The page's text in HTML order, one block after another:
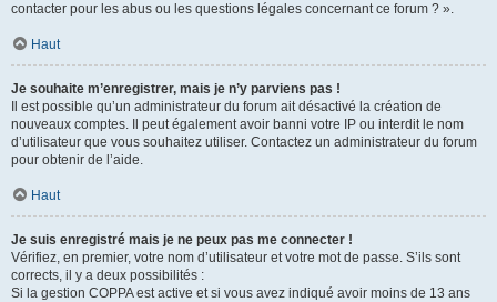
contacter pour les abus ou les questions légales concernant ce forum ? ».
Haut
Je souhaite m’enregistrer, mais je n’y parviens pas !
Il est possible qu’un administrateur du forum ait désactivé la création de
nouveaux comptes. Il peut également avoir banni votre IP ou interdit le nom
d’utilisateur que vous souhaitez utiliser. Contactez un administrateur du forum
pour obtenir de l’aide.
Haut
Je suis enregistré mais je ne peux pas me connecter !
Vérifiez, en premier, votre nom d’utilisateur et votre mot de passe. S’ils sont
corrects, il y a deux possibilités :
Si la gestion COPPA est active et si vous avez indiqué avoir moins de 13 ans